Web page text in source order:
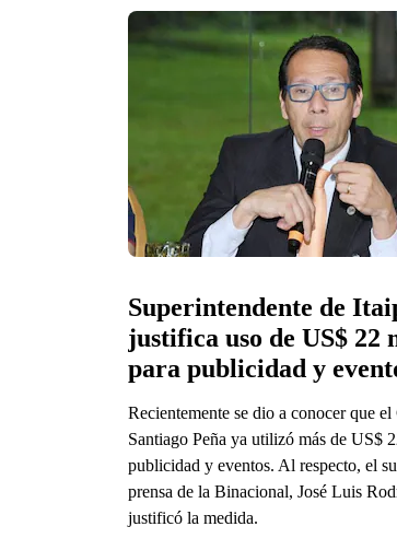
Superintendente de
justifica uso de US$ 22
para publicidad y
Recientemente se dio a conocer que
Santiago Peña ya utilizó más de US$
publicidad y eventos. Al respecto, el
prensa de la Binacional, José Luis
justificó la medida.